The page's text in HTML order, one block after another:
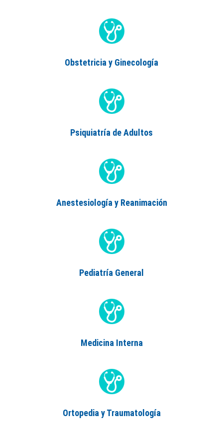
Obstetricia y Ginecología
Psiquiatría de Adultos
Anestesiología y Reanimación
Pediatría General
Medicina Interna
Ortopedia y Traumatología